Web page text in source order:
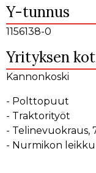
Y-tunnus
1156138-0
Yrityksen
Kannonkoski
- Polttopuut
- Traktorityöt
- Telinevuokraus,
- Nurmikon